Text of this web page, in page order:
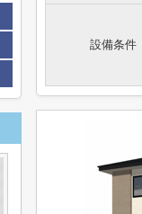
設備条件